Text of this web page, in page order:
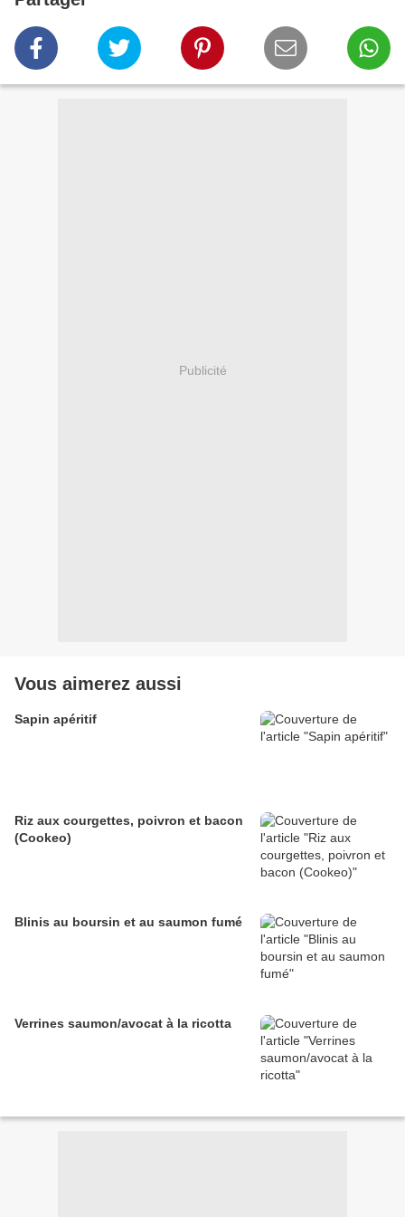
Publicité
Vous aimerez aussi
Sapin apéritif
Riz aux courgettes, poivron et bacon
(Cookeo)
Blinis au boursin et au saumon fumé
Verrines saumon/avocat à la ricotta